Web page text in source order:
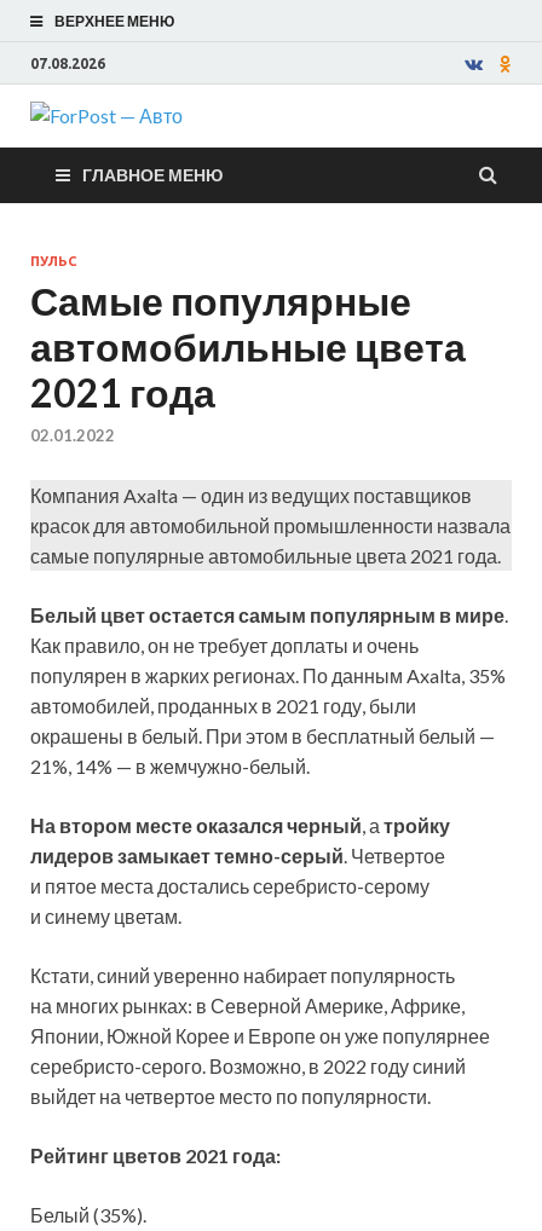
ВЕРХНЕЕ МЕНЮ
07.08.2026
ForPost —
Авто
ГЛАВНОЕ МЕНЮ
ПУЛЬС
Самые популярные
автомобильные цвета
2021 года
02.01.2022
Компания Axalta — один из ведущих поставщиков
красок для автомобильной промышленности назвала
самые популярные автомобильные цвета 2021 года.
Белый цвет остается самым популярным в мире.
Как правило, он не требует доплаты и очень
популярен в жарких регионах. По данным Axalta, 35%
автомобилей, проданных в 2021 году, были
окрашены в белый. При этом в бесплатный белый —
21%, 14% — в жемчужно-белый.
На втором месте оказался черный, а тройку
лидеров замыкает темно-серый. Четвертое
и пятое места достались серебристо-серому
и синему цветам.
Кстати, синий уверенно набирает популярность
на многих рынках: в Северной Америке, Африке,
Японии, Южной Корее и Европе он уже популярнее
серебристо-серого. Возможно, в 2022 году синий
выйдет на четвертое место по популярности.
Рейтинг цветов 2021 года:
Белый (35%).